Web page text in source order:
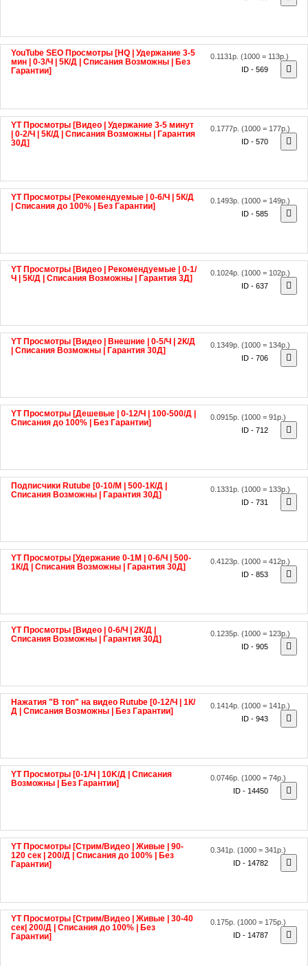
YouTube SEO Просмотры [HQ | Удержание 3-5
мин | 0-3/Ч | 5К/Д | Списания Возможны | Без
Гарантии]
0.1131р.(1000 = 113р.)
ID - 569
YT Просмотры [Видео | Удержание 3-5 минут
| 0-2/Ч | 5К/Д | Списания Возможны | Гарантия
30Д]
0.1777р.(1000 = 177р.)
ID - 570
YT Просмотры [Рекомендуемые | 0-6/Ч | 5К/Д
| Списания до 100% | Без Гарантии]
0.1493р.(1000 = 149р.)
ID - 585
YT Просмотры [Видео | Рекомендуемые | 0-1/
Ч | 5К/Д | Списания Возможны | Гарантия 3Д]
0.1024р.(1000 = 102р.)
ID - 637
YT Просмотры [Видео | Внешние | 0-5/Ч | 2К/Д
| Списания Возможны | Гарантия 30Д]
0.1349р.(1000 = 134р.)
ID - 706
YT Просмотры [Дешевые | 0-12/Ч | 100-500/Д |
Списания до 100% | Без Гарантии]
0.0915р.(1000 = 91р.)
ID - 712
Подписчики Rutube [0-10/М | 500-1К/Д |
Списания Возможны | Гарантия 30Д]
0.1331р.(1000 = 133р.)
ID - 731
YT Просмотры [Удержание 0-1М | 0-6/Ч | 500-
1К/Д | Списания Возможны | Гарантия 30Д]
0.4123р.(1000 = 412р.)
ID - 853
YT Просмотры [Видео | 0-6/Ч | 2К/Д |
Списания Возможны | Гарантия 30Д]
0.1235р.(1000 = 123р.)
ID - 905
Нажатия "В топ" на видео Rutube [0-12/Ч | 1К/
Д | Списания Возможны | Без Гарантии]
0.1414р.(1000 = 141р.)
ID - 943
YT Просмотры [0-1/Ч | 10K/Д | Списания
Возможны | Без Гарантии]
0.0746р.(1000 = 74р.)
ID - 14450
YT Просмотры [Стрим/Видео | Живые | 90-
120 сек | 200/Д | Списания до 100% | Без
Гарантии]
0.341р.(1000 = 341р.)
ID - 14782
YT Просмотры [Стрим/Видео | Живые | 30-40
сек| 200/Д | Списания до 100% | Без
Гарантии]
0.175р.(1000 = 175р.)
ID - 14787